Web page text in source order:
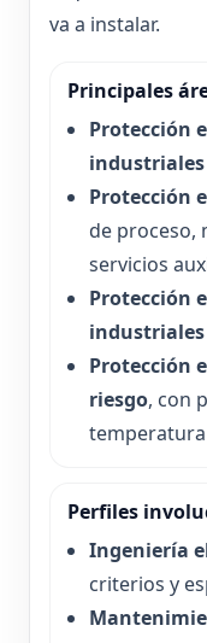
va a instalar.
Principales
Protección
industriales
Protección
de proceso,
servicios
Protección
industriales
Protección
riesgo, con
Perfiles
Ingeniería
criterios y